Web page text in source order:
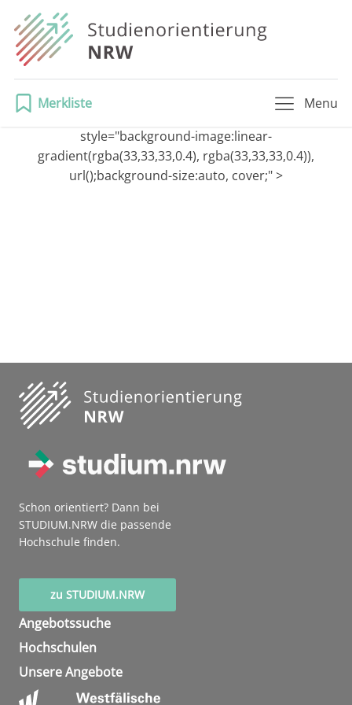
Merkliste
Menu
style="background-image:linear-
gradient(rgba(33,33,33,0.4), rgba(33,33,33,0.4)),
url();background-size:auto, cover;" >
Schon orientiert? Dann bei
STUDIUM.NRW die passende
Hochschule finden.
zu STUDIUM.NRW
Angebotssuche
Hochschulen
Unsere Angebote